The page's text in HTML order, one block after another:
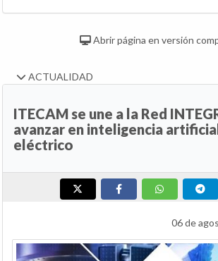
Abrir página en versión
ACTUALIDAD
ITECAM se une a la Red
avanzar en inteligencia
eléctrico
06 de